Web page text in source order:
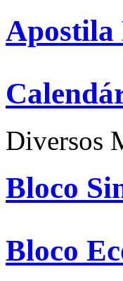
Apostila
Diversos
Bloco
Bloco